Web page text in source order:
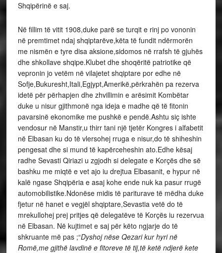
Shqipërinë e saj.
Në fillim të vitit 1908,duke parë se turqit e rinj po vononin
në premtimet ndaj shqiptarëve,këta të fundit ndërmorën
me nismën e tyre disa aksione,sidomos në rrafsh të gjuhës
dhe shkollave shqipe.Klubet dhe shoqëritë patriotike që
vepronin jo vetëm në vilajetet shqiptare por edhe në
Sofje,Bukuresht,Itali,Egjypt,Amerikë,përkrahën pa rezerva
idetë për përhapjen dhe zhvillimin e arësimit Kombëtar
duke u nisur gjithmonë nga ideja e madhe që të fitonin
pavarsinë ekonomike me pushkë e pendë.Ashtu siç ishte
vendosur në Manstir,u thirr tani një tjetër Kongres i alfabetit
në Elbasan ku do të vlersohej rruga e nisur,do të shiheshin
pengesat dhe si mund të kapërceheshin ato.Edhe kësaj
radhe Sevasti Qiriazi u zgjodh si delegate e Korçës dhe së
bashku me miqtë e vet ajo iu drejtua Elbasanit, e hypur në
kalë ngase Shqipëria e asaj kohe ende nuk ka pasur rrugë
automobilistike.Ndonëse midis të pariturave të mëdha duke
fjetur në hanet e vegjël shqiptare,Sevastia vetë do të
mrekullohej prej pritjes që delegatëve të Korçës iu rezervua
në Elbasan. Në kujtimet e saj për këto ngjarje do të
shkruante më pas ;“Dyshoj nëse Qezari kur hyri në
Romë,me gjithë lavdinë e fitoreve të tij,të ketë ndjerë kete